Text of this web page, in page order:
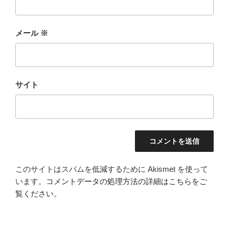
メール ※
サイト
このサイトはスパムを低減するために Akismet を使って
います。
コメントデータの処理方法の詳細はこちらをご
覧ください。